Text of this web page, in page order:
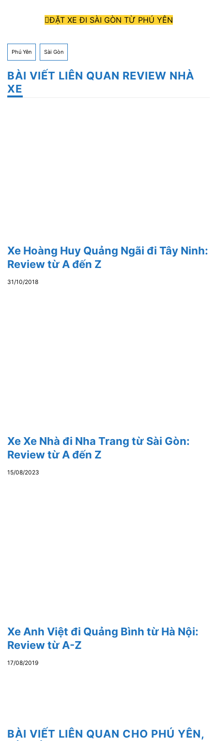
ĐẶT XE ĐI SÀI GÒN TỪ PHÚ YÊN
Phú Yên Sài Gòn
BÀI VIẾT LIÊN QUAN REVIEW NHÀ
XE
Xe Hoàng Huy Quảng Ngãi đi Tây Ninh:
Review từ A đến Z
31/10/2018
Xe Xe Nhà đi Nha Trang từ Sài Gòn:
Review từ A đến Z
15/08/2023
Xe Anh Việt đi Quảng Bình từ Hà Nội:
Review từ A-Z
17/08/2019
BÀI VIẾT LIÊN QUAN CHO PHÚ YÊN,